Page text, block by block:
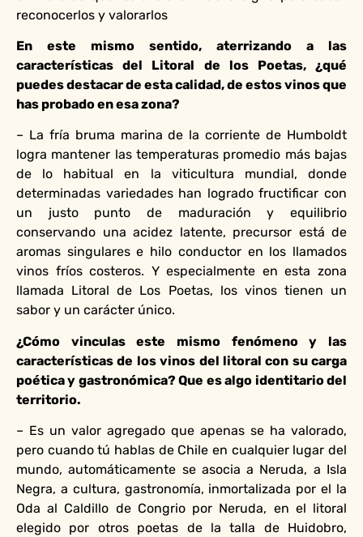
reconocerlos y valorarlos
En este mismo sentido, aterrizando a las
características del Litoral de los Poetas, ¿qué
puedes destacar de esta calidad, de estos vinos que
has probado en esa zona?
– La fría bruma marina de la corriente de Humboldt
logra mantener las temperaturas promedio más bajas
de lo habitual en la viticultura mundial, donde
determinadas variedades han logrado fructificar con
un justo punto de maduración y equilibrio
conservando una acidez latente, precursor está de
aromas singulares e hilo conductor en los llamados
vinos fríos costeros. Y especialmente en esta zona
llamada Litoral de Los Poetas, los vinos tienen un
sabor y un carácter único.
¿Cómo vinculas este mismo fenómeno y las
características de los vinos del litoral con su carga
poética y gastronómica? Que es algo identitario del
territorio.
– Es un valor agregado que apenas se ha valorado,
pero cuando tú hablas de Chile en cualquier lugar del
mundo, automáticamente se asocia a Neruda, a Isla
Negra, a cultura, gastronomía, inmortalizada por el la
Oda al Caldillo de Congrio por Neruda, en el litoral
elegido por otros poetas de la talla de Huidobro,